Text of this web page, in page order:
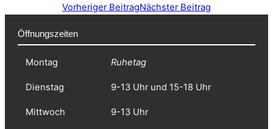
Vorheriger BeitragNächster Beitrag
Öffnungszeiten
Montag Ruhetag
Dienstag 9-13 Uhr und 15-18 Uhr
Mittwoch 9-13 Uhr